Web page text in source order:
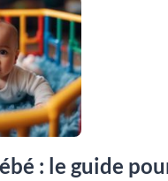
: le guide